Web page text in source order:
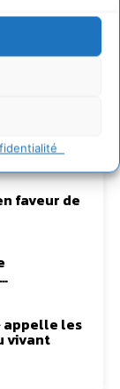
et la
faveur de
appelle les
vivant